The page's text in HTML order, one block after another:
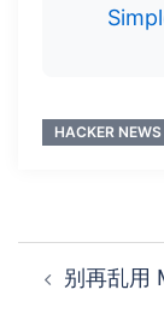
HACKER NEWS
navigation
别再乱用